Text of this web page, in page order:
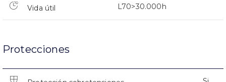
Vida útil L70>30.000h
Protecciones